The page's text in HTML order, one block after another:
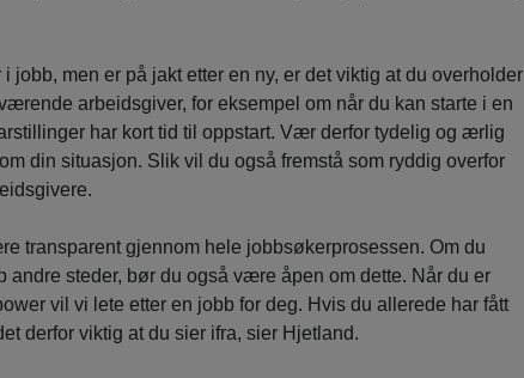
jobb, men er på jakt etter en ny, er det viktig at du overholder
arbeidsgiver, for eksempel om når du kan starte i en
har kort tid til oppstart. Vær derfor tydelig og ærlig
din situasjon. Slik vil du også fremstå som ryddig overfor
transparent gjennom hele jobbsøkerprosessen. Om du
andre steder, bør du også være åpen om dette. Når du er
vil vi lete etter en jobb for deg. Hvis du allerede har fått
derfor viktig at du sier ifra, sier Hjetland.